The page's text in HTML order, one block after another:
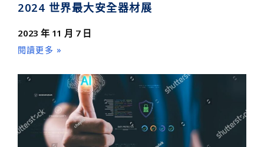
2024 世界最大安全器材展
2023 年 11 月 7 日
閱讀更多 »